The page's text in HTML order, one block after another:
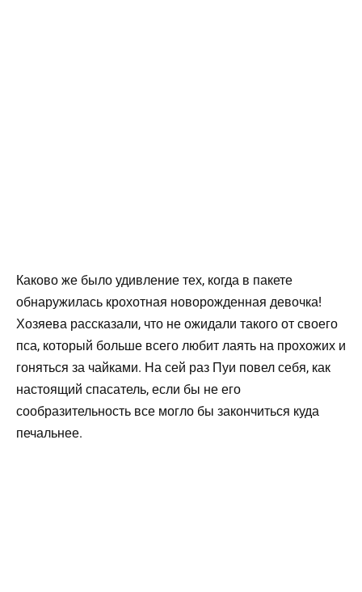
Каково же было удивление тех, когда в пакете
обнаружилась крохотная новорожденная девочка!
Хозяева рассказали, что не ожидали такого от своего
пса, который больше всего любит лаять на прохожих и
гоняться за чайками. На сей раз Пуи повел себя, как
настоящий спасатель, если бы не его
сообразительность все могло бы закончиться куда
печальнее.